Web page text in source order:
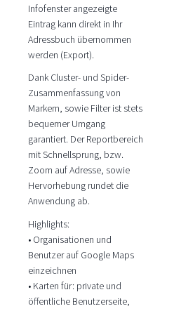
Infofenster angezeigte
Eintrag kann direkt in Ihr
Adressbuch übernommen
werden (Export).
Dank Cluster- und Spider-
Zusammenfassung von
Markern, sowie Filter ist stets
bequemer Umgang
garantiert. Der Reportbereich
mit Schnellsprung, bzw.
Zoom auf Adresse, sowie
Hervorhebung rundet die
Anwendung ab.
Highlights:
• Organisationen und
Benutzer auf Google Maps
einzeichnen
• Karten für: private und
öffentliche Benutzerseite,